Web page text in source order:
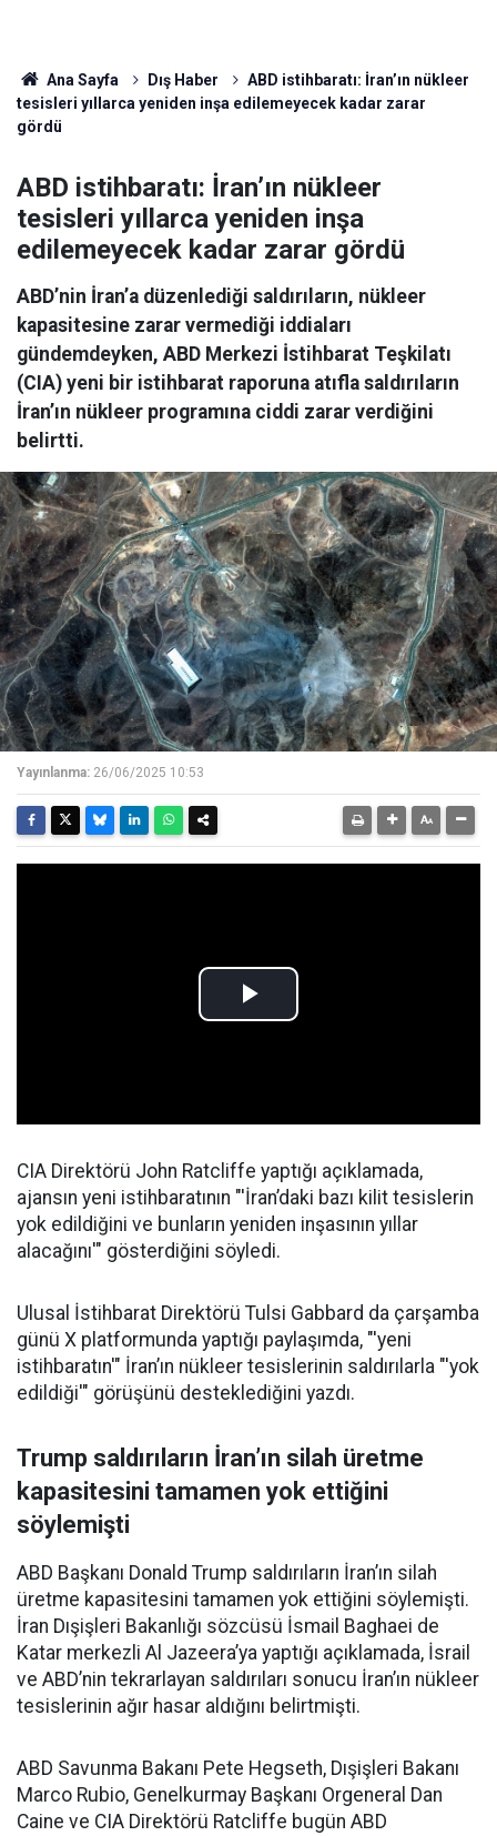
Ana Sayfa Dış Haber
ABD istihbaratı: İran’ın nükleer
tesisleri yıllarca yeniden inşa edilemeyecek kadar zarar
gördü
ABD istihbaratı: İran’ın nükleer
tesisleri yıllarca yeniden inşa
edilemeyecek kadar zarar gördü
ABD’nin İran’a düzenlediği saldırıların, nükleer
kapasitesine zarar vermediği iddiaları
gündemdeyken, ABD Merkezi İstihbarat Teşkilatı
(CIA) yeni bir istihbarat raporuna atıfla saldırıların
İran’ın nükleer programına ciddi zarar verdiğini
belirtti.
Yayınlanma: 26/06/2025 10:53
CIA Direktörü John Ratcliffe yaptığı açıklamada,
ajansın yeni istihbaratının "'İran’daki bazı kilit tesislerin
yok edildiğini ve bunların yeniden inşasının yıllar
alacağını'" gösterdiğini söyledi.
Ulusal İstihbarat Direktörü Tulsi Gabbard da çarşamba
günü X platformunda yaptığı paylaşımda, "'yeni
istihbaratın'" İran’ın nükleer tesislerinin saldırılarla "'yok
edildiği'" görüşünü desteklediğini yazdı.
Trump saldırıların İran’ın silah üretme
kapasitesini tamamen yok ettiğini
söylemişti
ABD Başkanı Donald Trump saldırıların İran’ın silah
üretme kapasitesini tamamen yok ettiğini söylemişti.
İran Dışişleri Bakanlığı sözcüsü İsmail Baghaei de
Katar merkezli Al Jazeera’ya yaptığı açıklamada, İsrail
ve ABD’nin tekrarlayan saldırıları sonucu İran’ın nükleer
tesislerinin ağır hasar aldığını belirtmişti.
ABD Savunma Bakanı Pete Hegseth, Dışişleri Bakanı
Marco Rubio, Genelkurmay Başkanı Orgeneral Dan
Caine ve CIA Direktörü Ratcliffe bugün ABD